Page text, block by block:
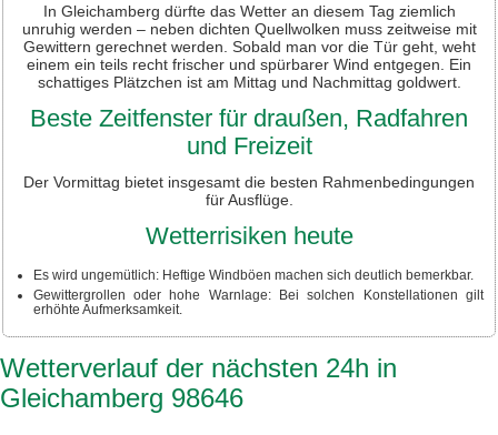
In Gleichamberg dürfte das Wetter an diesem Tag ziemlich
unruhig werden – neben dichten Quellwolken muss zeitweise mit
Gewittern gerechnet werden. Sobald man vor die Tür geht, weht
einem ein teils recht frischer und spürbarer Wind entgegen. Ein
schattiges Plätzchen ist am Mittag und Nachmittag goldwert.
Beste Zeitfenster für draußen, Radfahren
und Freizeit
Der Vormittag bietet insgesamt die besten Rahmenbedingungen
für Ausflüge.
Wetterrisiken heute
Es wird ungemütlich: Heftige Windböen machen sich deutlich bemerkbar.
Gewittergrollen oder hohe Warnlage: Bei solchen Konstellationen gilt
erhöhte Aufmerksamkeit.
Wetterverlauf der nächsten 24h in
Gleichamberg 98646